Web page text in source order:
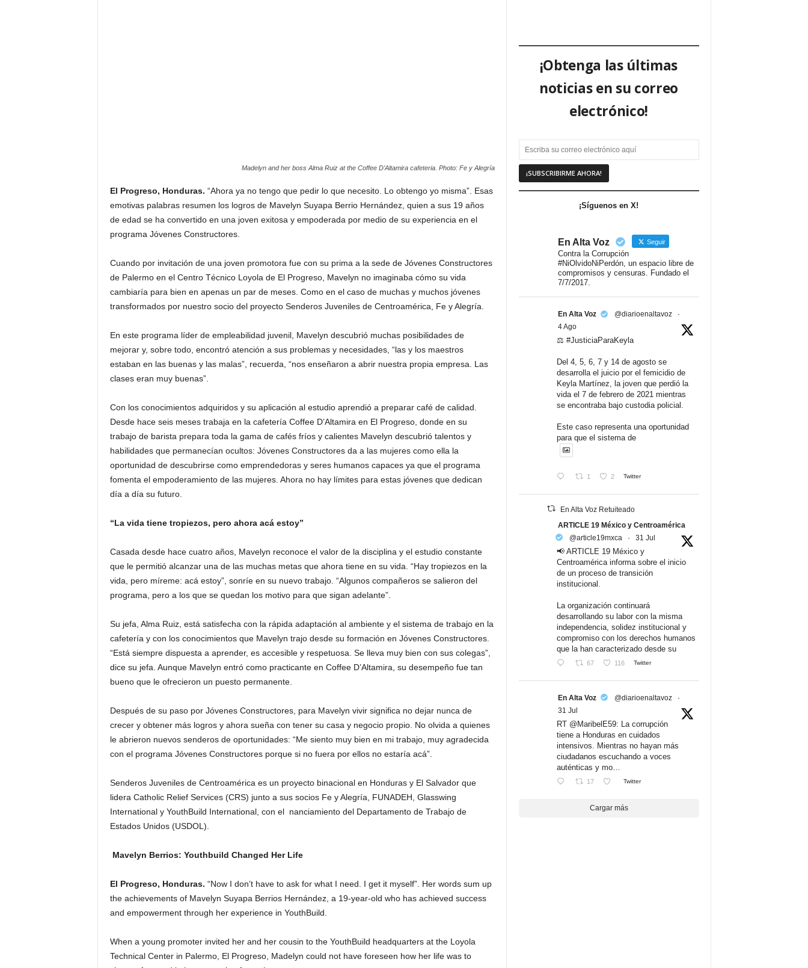
Madelyn and her boss Alma Ruiz at the Coffee D’Altamira cafeteria. Photo: Fe y Alegría
El Progreso, Honduras. “Ahora ya no tengo que pedir lo que necesito. Lo obtengo yo misma”. Esas
emotivas palabras resumen los logros de Mavelyn Suyapa Berrio Hernández, quien a sus 19 años
de edad se ha convertido en una joven exitosa y empoderada por medio de su experiencia en el
programa Jóvenes Constructores.
Cuando por invitación de una joven promotora fue con su prima a la sede de Jóvenes Constructores
de Palermo en el Centro Técnico Loyola de El Progreso, Mavelyn no imaginaba cómo su vida
cambiaría para bien en apenas un par de meses. Como en el caso de muchas y muchos jóvenes
transformados por nuestro socio del proyecto Senderos Juveniles de Centroamérica, Fe y Alegría.
En este programa líder de empleabilidad juvenil, Mavelyn descubrió muchas posibilidades de
mejorar y, sobre todo, encontró atención a sus problemas y necesidades, “las y los maestros
estaban en las buenas y las malas”, recuerda, “nos enseñaron a abrir nuestra propia empresa. Las
clases eran muy buenas”.
Con los conocimientos adquiridos y su aplicación al estudio aprendió a preparar café de calidad.
Desde hace seis meses trabaja en la cafetería Coffee D’Altamira en El Progreso, donde en su
trabajo de barista prepara toda la gama de cafés fríos y calientes Mavelyn descubrió talentos y
habilidades que permanecían ocultos: Jóvenes Constructores da a las mujeres como ella la
oportunidad de descubrirse como emprendedoras y seres humanos capaces ya que el programa
fomenta el empoderamiento de las mujeres. Ahora no hay límites para estas jóvenes que dedican
día a día su futuro.
“La vida tiene tropiezos, pero ahora acá estoy”
Casada desde hace cuatro años, Mavelyn reconoce el valor de la disciplina y el estudio constante
que le permitió alcanzar una de las muchas metas que ahora tiene en su vida. “Hay tropiezos en la
vida, pero míreme: acá estoy”, sonríe en su nuevo trabajo. “Algunos compañeros se salieron del
programa, pero a los que se quedan los motivo para que sigan adelante”.
Su jefa, Alma Ruiz, está satisfecha con la rápida adaptación al ambiente y el sistema de trabajo en la
cafetería y con los conocimientos que Mavelyn trajo desde su formación en Jóvenes Constructores.
“Está siempre dispuesta a aprender, es accesible y respetuosa. Se lleva muy bien con sus colegas”,
dice su jefa. Aunque Mavelyn entró como practicante en Coffee D’Altamira, su desempeño fue tan
bueno que le ofrecieron un puesto permanente.
Después de su paso por Jóvenes Constructores, para Mavelyn vivir significa no dejar nunca de
crecer y obtener más logros y ahora sueña con tener su casa y negocio propio. No olvida a quienes
le abrieron nuevos senderos de oportunidades: “Me siento muy bien en mi trabajo, muy agradecida
con el programa Jóvenes Constructores porque si no fuera por ellos no estaría acá”.
Senderos Juveniles de Centroamérica es un proyecto binacional en Honduras y El Salvador que
lidera Catholic Relief Services (CRS) junto a sus socios Fe y Alegría, FUNADEH, Glasswing
International y YouthBuild International, con el nanciamiento del Departamento de Trabajo de
Estados Unidos (USDOL).
Mavelyn Berrios: Youthbuild Changed Her Life
El Progreso, Honduras. “Now I don’t have to ask for what I need. I get it myself”. Her words sum up
the achievements of Mavelyn Suyapa Berrios Hernández, a 19-year-old who has achieved success
and empowerment through her experience in YouthBuild.
When a young promoter invited her and her cousin to the YouthBuild headquarters at the Loyola
Technical Center in Palermo, El Progreso, Madelyn could not have foreseen how her life was to
¡Obtenga las últimas
noticias en su correo
electrónico!
¡Síguenos en X!
En Alta Voz Seguir
Contra la Corrupción
#NiOlvidoNiPerdón, un espacio libre de
compromisos y censuras. Fundado el
7/7/2017.
En Alta Voz @diarioenaltavoz
·
4 Ago
⚖️ #JusticiaParaKeyla
Del 4, 5, 6, 7 y 14 de agosto se
desarrolla el juicio por el femicidio de
Keyla Martínez, la joven que perdió la
vida el 7 de febrero de 2021 mientras
se encontraba bajo custodia policial.
Este caso representa una oportunidad
para que el sistema de
1 2 Twitter
En Alta Voz Retuiteado
ARTICLE 19 México y Centroamérica
@article19mxca
· 31 Jul
📢 ARTICLE 19 México y
Centroamérica informa sobre el inicio
de un proceso de transición
institucional.
La organización continuará
desarrollando su labor con la misma
independencia, solidez institucional y
compromiso con los derechos humanos
que la han caracterizado desde su
67 116 Twitter
En Alta Voz @diarioenaltavoz
·
31 Jul
RT @MaribelE59: La corrupción
tiene a Honduras en cuidados
intensivos. Mientras no hayan más
ciudadanos escuchando a voces
auténticas y mo…
17 Twitter
Cargar más